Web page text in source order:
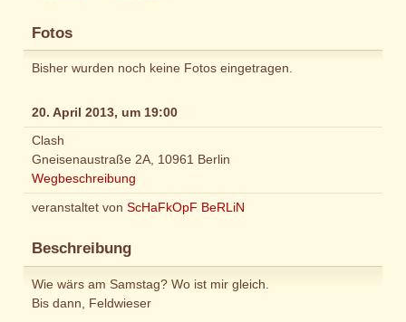
Fotos
Bisher wurden noch keine Fotos eingetragen.
20. April 2013, um 19:00
Clash
Gneisenaustraße 2A, 10961 Berlin
Wegbeschreibung
veranstaltet von ScHaFkOpF BeRLiN
Beschreibung
Wie wärs am Samstag? Wo ist mir gleich.
Bis dann, Feldwieser